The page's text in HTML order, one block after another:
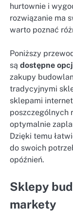
hurtownie i
rozwiązanie ma
warto poznać
Poniższy
są dostępne
zakupy
tradycyjnymi
sklepami
poszczególnych
optymalnie
Dzięki temu
do swoich
opóźnień.
Sklepy
markety